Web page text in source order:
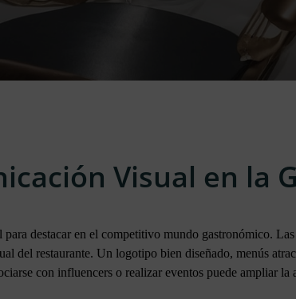
Visual en la
destacar en el competitivo mundo gastronómico.
del restaurante. Un logotipo bien diseñado, menús
con influencers o realizar eventos puede ampliar